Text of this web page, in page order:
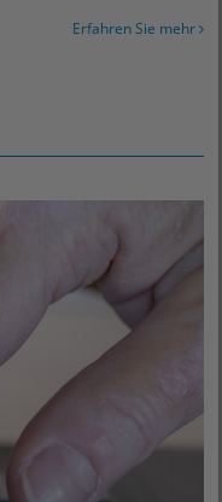
Erfahren Sie mehr